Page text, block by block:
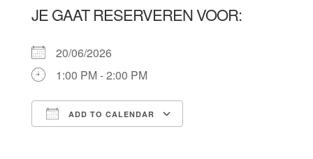
JE GAAT RESERVEREN VOOR:
20/06/2026
1:00 PM - 2:00 PM
ADD TO CALENDAR